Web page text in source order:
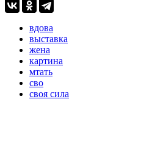
вдова
выставка
жена
картина
мтать
сво
своя сила